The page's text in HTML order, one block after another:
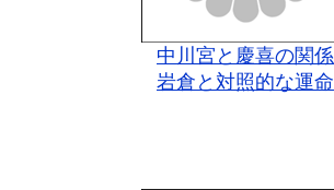
中川宮と慶喜の関係
岩倉と対照的な運命